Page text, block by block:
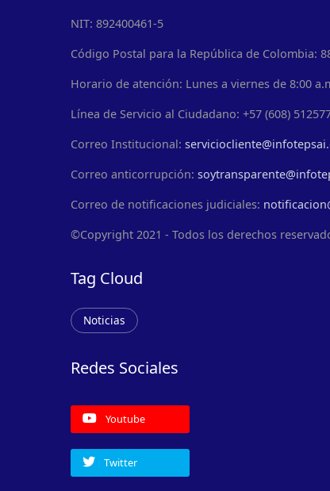
NIT: 892400461-5
Código Postal para la República de Colombia:
Horario de atención: Lunes a viernes de 8:00
Línea de Servicio al Ciudadano: +57 (608)
Correo Institucional:
Correo anticorrupción:
Correo de notificaciones judiciales:
©Copyright 2021 - Todos los derechos
Tag Cloud
Noticias
Redes Sociales
Youtube
Twitter